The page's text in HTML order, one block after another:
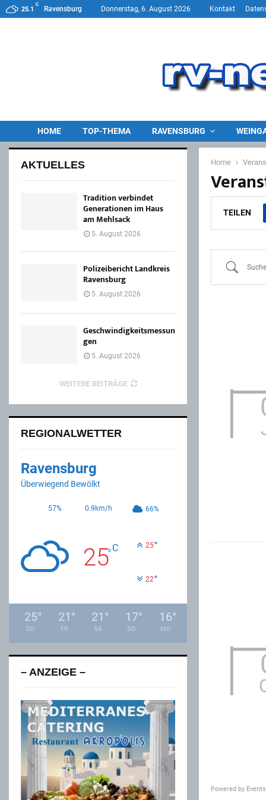
25.1
C
Ravensburg Donnerstag, 6. August 2026 Kontakt
HOME TOP-THEMA RAVENSBURG
Home
TEILEN
Powered by
AKTUELLES
Tradition verbindet
Generationen im Haus
am Mehlsack
5. August 2026
Polizeibericht Landkreis
Ravensburg
5. August 2026
Geschwindigkeitsmessun
gen
5. August 2026
WEITERE BEITRÄGE
REGIONALWETTER
Ravensburg
Überwiegend Bewölkt
57% 0.9km/h 66%
25°C 25°
22°
25°
DO
21 °
FR
21 °
SA
17°
SO
16°
MO
– ANZEIGE –